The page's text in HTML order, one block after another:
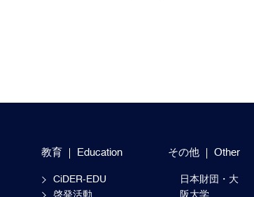
教育 Education
CiDER-EDU
啓発活動
その他 Other
日本財団・大
阪大学